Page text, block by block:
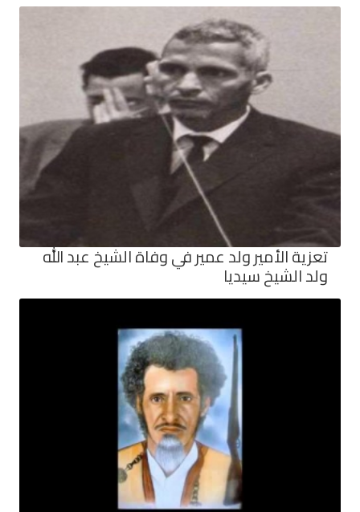
تعزية الأمير ولد عمير في وفاة الشيخ عبد الله
ولد الشيخ سيديا